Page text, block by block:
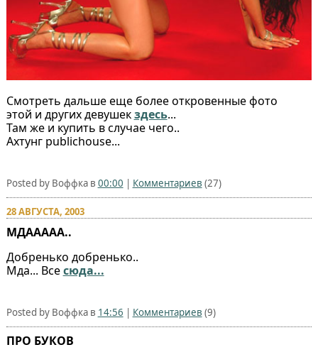
Смотреть дальше еще более откровенные фото
этой и других девушекздесь...
Там же и купить в случае чего..
Ахтунг publichouse...
Posted by Воффка в 00:00 | Комментариев (27)
28 АВГУСТА, 2003
МДААААА..
Добренько добренько..
Мда... Всесюда...
Posted by Воффка в 14:56 | Комментариев (9)
ПРО БУКОВ